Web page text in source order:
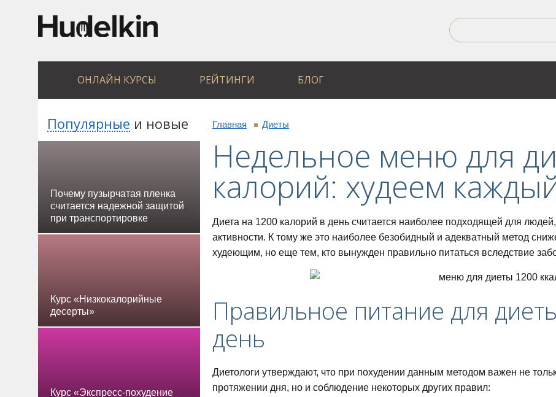
ОНЛАЙН КУРСЫ РЕЙТИНГИ БЛОГ
Главная Диеты
Недельное меню для
калорий: худеем
Диета на 1200 калорий в день считается наиболее подходящей для
активности. К тому же это наиболее безобидный и адекватный метод
худеющим, но еще тем, кто вынужден правильно питаться вследствие
Правильное питание для
день
Диетологи утверждают, что при похудении данным методом важен не
протяжении дня, но и соблюдение некоторых других правил:
Популярные и новые
Почему пузырчатая пленка
считается надежной защитой
при транспортировке
Курс «Низкокалорийные
десерты»
Курс «Экспресс-похудение